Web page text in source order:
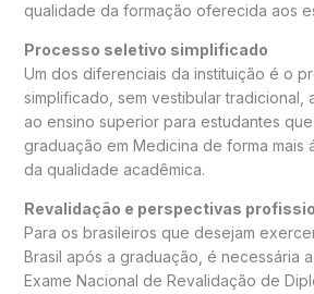
qualidade da formação oferecida aos
Processo seletivo simplificado
Um dos diferenciais da instituição é o
simplificado, sem vestibular tradicional,
ao ensino superior para estudantes
graduação em Medicina de forma mais
da qualidade acadêmica.
Revalidação e perspectivas
Para os brasileiros que desejam
Brasil após a graduação, é necessária
Exame Nacional de Revalidação de